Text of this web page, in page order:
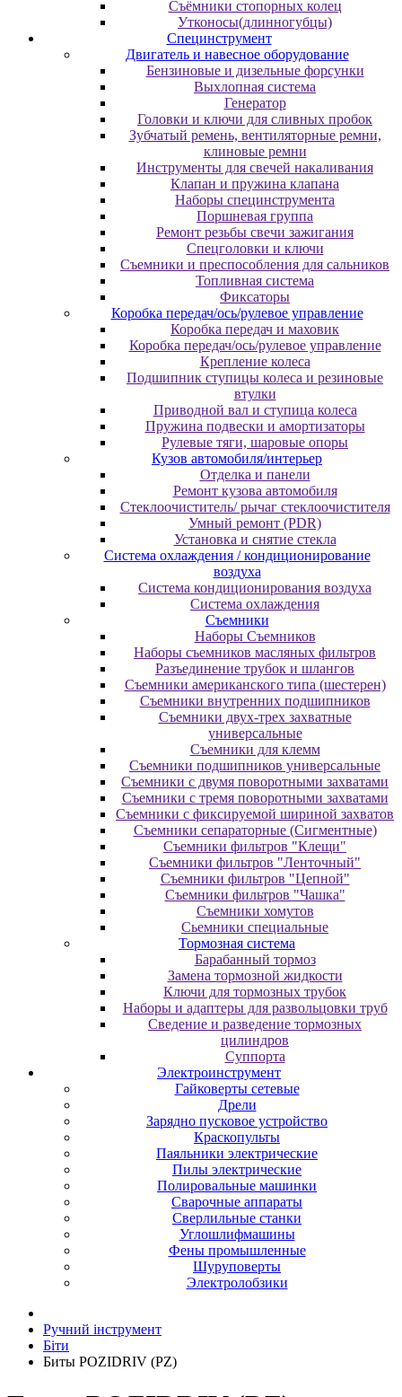
Съёмники стопорных колец
Утконосы(длинногубцы)
Специнструмент
Двигатель и навесное оборудование
Бензиновые и дизельные форсунки
Выхлопная система
Генератор
Головки и ключи для сливных пробок
Зубчатый ремень, вентиляторные ремни,
клиновые ремни
Инструменты для свечей накаливания
Клапан и пружина клапана
Наборы специнструмента
Поршневая группа
Ремонт резьбы свечи зажигания
Спецголовки и ключи
Съемники и преспособления для сальников
Топливная система
Фиксаторы
Коробка передач/ось/рулевое управление
Коробка передач и маховик
Коробка передач/ось/рулевое управление
Крепление колеса
Подшипник ступицы колеса и резиновые
втулки
Приводной вал и ступица колеса
Пружина подвески и амортизаторы
Рулевые тяги, шаровые опоры
Кузов автомобиля/интерьер
Отделка и панели
Ремонт кузова автомобиля
Стеклоочиститель/ рычаг стеклоочистителя
Умный ремонт (PDR)
Установка и снятие стекла
Система охлаждения / кондиционирование
воздуха
Система кондиционирования воздуха
Система охлаждения
Съемники
Наборы Съемников
Наборы съемников масляных фильтров
Разъединение трубок и шлангов
Съемники американского типа (шестерен)
Съемники внутренних подшипников
Съемники двух-трех захватные
универсальные
Съемники для клемм
Съемники подшипников универсальные
Съемники с двумя поворотными захватами
Съемники с тремя поворотными захватами
Съемники с фиксируемой шириной захватов
Съемники сепараторные (Сигментные)
Съемники фильтров "Клещи"
Съемники фильтров "Ленточный"
Съемники фильтров "Цепной"
Съемники фильтров "Чашка"
Съемники хомутов
Сьемники специальные
Тормозная система
Барабанный тормоз
Замена тормозной жидкости
Ключи для тормозных трубок
Наборы и адаптеры для развольцовки труб
Сведение и разведение тормозных
цилиндров
Суппорта
Электроинструмент
Гайковерты сетевые
Дрели
Зарядно пусковое устройство
Краскопульты
Паяльники электрические
Пилы электрические
Полировальные машинки
Сварочные аппараты
Сверлильные станки
Углошлифмашины
Фены промышленные
Шуруповерты
Электролобзики
Ручний інструмент
Біти
Биты POZIDRIV (PZ)